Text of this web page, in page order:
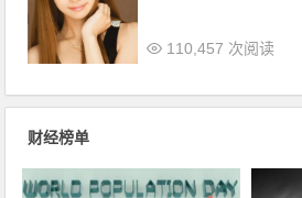
110,457 次阅读
财经榜单